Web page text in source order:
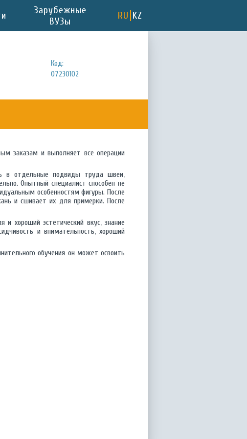
Зарубежные
ВУЗы
RU KZ
Код:
07230102
заказам и выполняет все операции
в отдельные подвиды труда швеи,
Опытный специалист способен не
особенностям фигуры. После
и сшивает их для примерки. После
хороший эстетический вкус, знание
и внимательность, хороший
обучения он может освоить